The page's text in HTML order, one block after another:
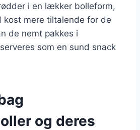
i en lækker bolleform,
kost mere tiltalende for de
de nemt pakkes i
som en sund snack
og deres